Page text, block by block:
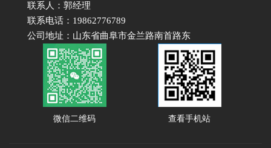
联系人：郭经理
联系电话：19862776789
公司地址：山东省曲阜市金兰路南首路东
微信二维码 查看手机站